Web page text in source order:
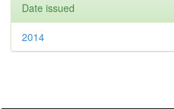
Date issued
2014